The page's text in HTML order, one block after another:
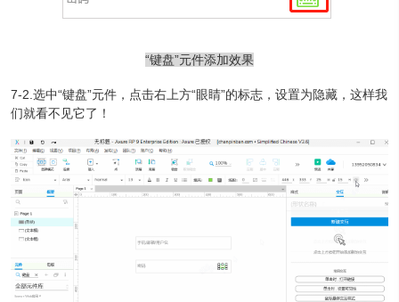
“键盘”元件添加效果
7-2.选中“键盘”元件，点击右上方“眼睛”的标志，设置为隐藏，这样我
们就看不见它了！